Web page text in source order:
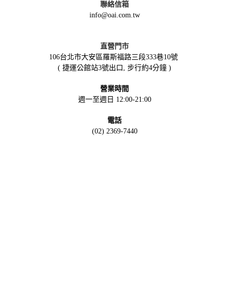
聯絡信箱
info@oai.com.tw
直營門市
106台北市大安區羅斯福路三段333巷10號
( 捷運公館站3號出口, 步行約4分鐘 )
營業時間
週一至週日 12:00-21:00
電話
(02) 2369-7440